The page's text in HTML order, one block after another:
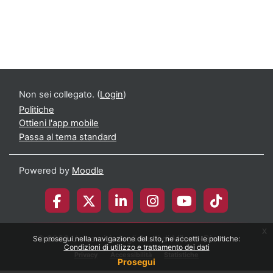
Se prosegui nella navigazione del sito, ne accetti le politiche:
Condizioni di utilizzo e trattamento dei dati
Prosegui
x
Non sei collegato. (Login)
Politiche
Ottieni l'app mobile
Passa al tema standard
Powered by Moodle
© 2026 Università degli Studi di Milano-Bicocca